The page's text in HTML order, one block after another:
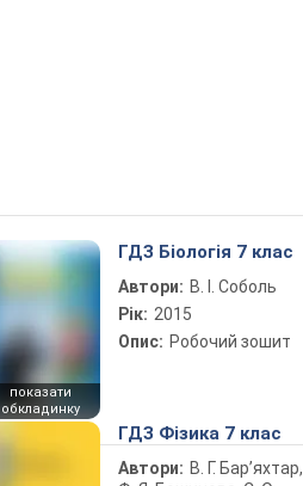
показати
обкладинку
ГДЗ Біологія 7 клас
Автори: В. І. Соболь
Рік: 2015
Опис: Робочий зошит
ГДЗ Фізика 7 клас
Автори: В. Г. Бар’яхтар,